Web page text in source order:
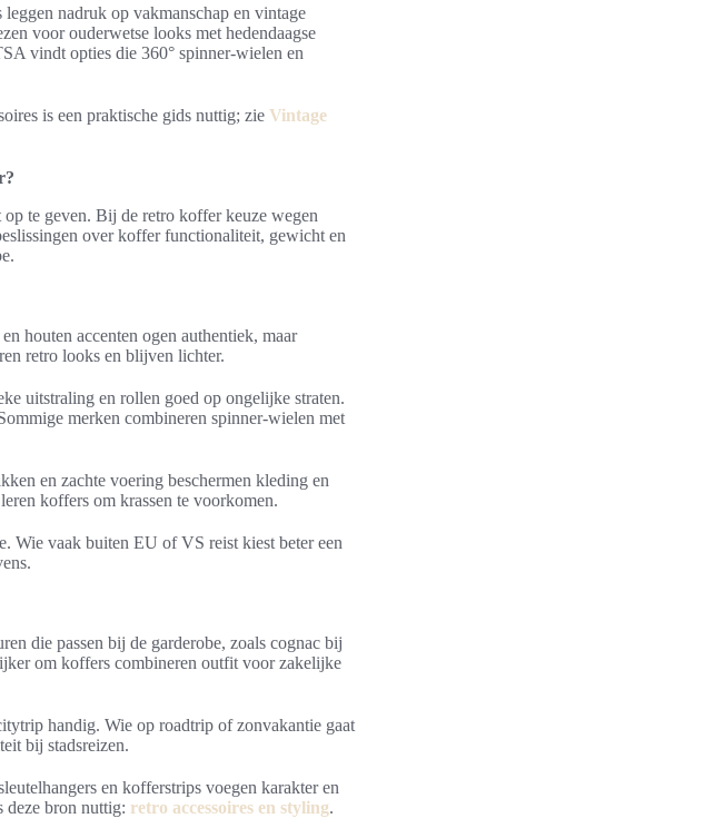
nadruk op vakmanschap en vintage
voor ouderwetse looks met hedendaagse
vindt opties die 360° spinner-wielen en
is een praktische gids nuttig; zie Vintage
te geven. Bij de retro koffer keuze wegen
over koffer functionaliteit, gewicht en
houten accenten ogen authentiek, maar
retro looks en blijven lichter.
uitstraling en rollen goed op ongelijke straten.
merken combineren spinner-wielen met
en zachte voering beschermen kleding en
koffers om krassen te voorkomen.
Wie vaak buiten EU of VS reist kiest beter een
die passen bij de garderobe, zoals cognac bij
om koffers combineren outfit voor zakelijke
handig. Wie op roadtrip of zonvakantie gaat
bij stadsreizen.
en kofferstrips voegen karakter en
deze bron nuttig: retro accessoires en styling.